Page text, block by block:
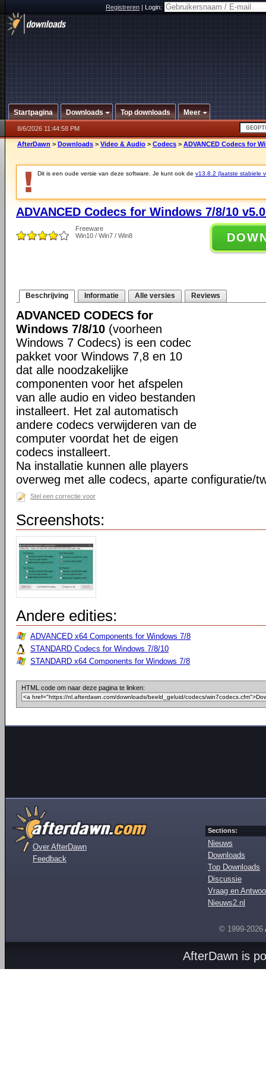
Registreren|Login:
Startpagina Downloads Top downloads Meer
8/6/2026 11:44:58 PM
AfterDawn > Downloads > Video & Audio > Codecs > ADVANCED Codecs for
Dit is een oude versie van deze software. Je kunt ook de v13.8.2 (laatste stabiele
ADVANCED Codecs for Windows 7/8/10
Freeware
Win10 / Win7 / Win8
Beschrijving Informatie Alle versies Reviews
ADVANCED CODECS for
Windows 7/8/10 (voorheen
Windows 7 Codecs) is een codec
pakket voor Windows 7,8 en 10
dat alle noodzakelijke
componenten voor het afspelen
van alle audio en video bestanden
installeert. Het zal automatisch
andere codecs verwijderen van de
computer voordat het de eigen
codecs installeert.
Na installatie kunnen alle players
overweg met alle codecs, aparte configuratie/
Stel een correctie voor
Screenshots:
Andere edities:
ADVANCED x64 Components for Windows 7/8
STANDARD Codecs for Windows 7/8/10
STANDARD x64 Components for Windows 7/8
HTML code om naar deze pagina te linken:
Over AfterDawn
Feedback
Sections:
Nieuws
Downloads
Top Downloads
Discussie
Vraag en
Nieuws2.nl
© 1999-2026
AfterDawn is